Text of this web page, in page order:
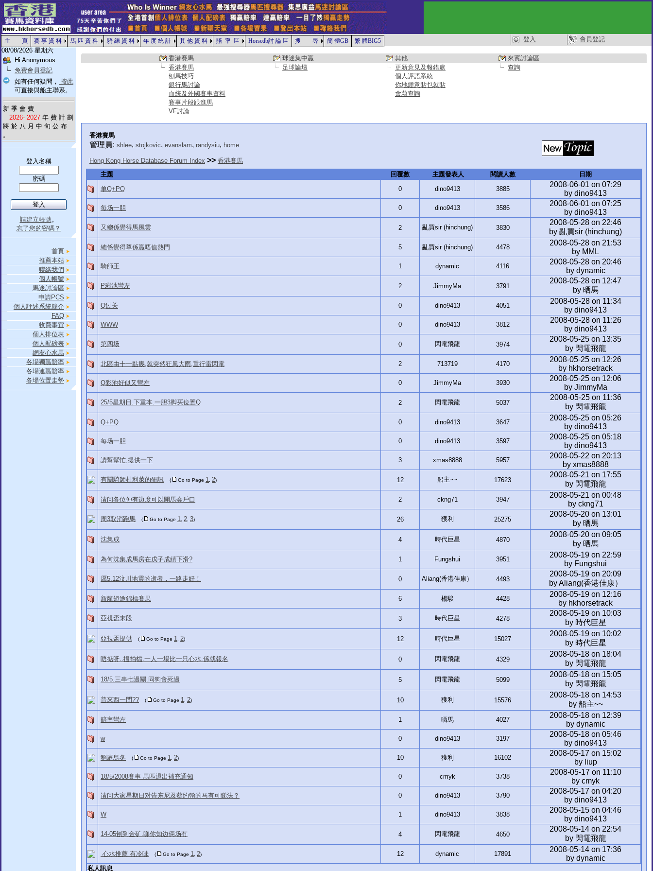
主 頁 賽 事 資 料 馬 匹 資 料 騎 練 資 料 年 度 統 計 其 他 資 料 賠 率 區 Horsedb討 論 區 搜 尋 簡 體GB 繁 體BIG5 登入
會員登記
08/08/2026 星期六
Hi Anonymous
免費會員登記
如有任何疑問， 按此
可直接與船主聯系。
新 季 會 費
2026- 2027 年 費 計 劃
將 於 八 月 中 旬 公 布
。
登入名稱
密碼
請建立帳號。
忘了您的密碼？
首頁
推薦本站
聯絡我們
個人帳號
馬迷討論區
申請PCS
個人評述系統簡介
FAQ
收費事宜
個人排位表
個人配磅表
網友心水馬
各場獨贏賠率
各場連贏賠率
各場位置走勢
香港賽馬 球迷集中贏 其他
來賓討論區
香港賽馬
足球論壇 更新意見及報錯處
查詢
刨馬技巧
個人評語系統
銀行馬討論
你地鍾意貼乜就貼
血統及外國賽事資料
會藉查詢
賽事片段跟進馬
VF討論
香港賽馬
管理員: shlee, stojkovic, evanslam, randysiu, home
Hong Kong Horse Database Forum Index >> 香港賽馬
主題
回覆數 主題發表人 閱讀人數
日期
单Q+PQ
0 dino9413 3885
2008-06-01 on 07:29
by dino9413
每场一胆 0 dino9413 3586
2008-06-01 on 07:25
by dino9413
又總係覺得馬風雲 2 亂買sir (hinchung) 3830
2008-05-28 on 22:46
by 亂買sir (hinchung)
總係覺得尊係贏唔值熱門 5 亂買sir (hinchung) 4478
2008-05-28 on 21:53
by MML
騎師王 1 dynamic 4116
2008-05-28 on 20:46
by dynamic
P彩池彎左 2 JimmyMa 3791
2008-05-28 on 12:47
by 晒馬
Q过关 0 dino9413 4051
2008-05-28 on 11:34
by dino9413
WWW 0 dino9413 3812
2008-05-28 on 11:26
by dino9413
第四场 0 閃電飛龍 3974
2008-05-25 on 13:35
by 閃電飛龍
北區由十一點幾,就突然狂風大雨,重行雷閃電 2 713719 4170
2008-05-25 on 12:26
by hkhorsetrack
Q彩池好似又彎左 0 JimmyMa 3930
2008-05-25 on 12:06
by JimmyMa
25/5星期日.下重本.一胆3脚买位置Q 2 閃電飛龍 5037
2008-05-25 on 11:36
by 閃電飛龍
Q+PQ 0 dino9413 3647
2008-05-25 on 05:26
by dino9413
每场一胆 0 dino9413 3597
2008-05-25 on 05:18
by dino9413
請幫幫忙,提供一下 3 xmas8888 5957
2008-05-22 on 20:13
by xmas8888
有關騎師杜利萊的研訊 ( Go to Page 1 2) 12 船主~~ 17623
2008-05-21 on 17:55
by 閃電飛龍
请问各位仲有边度可以開馬会戶口 2 ckng71 3947
2008-05-21 on 00:48
by ckng71
周3取消跑馬 ( Go to Page 1 2 3) 26 獲利 25275
2008-05-20 on 13:01
by 晒馬
沈集成 4 時代巨星 4870
2008-05-20 on 09:05
by 晒馬
為何沈集成馬房在戊子成績下滑? 1 Fungshui 3951
2008-05-19 on 22:59
by Fungshui
愿5.12汶川地震的逝者，一路走好！ 0 Aliang(香港佳康） 4493
2008-05-19 on 20:09
by Aliang(香港佳康）
新航短途錦標賽果 6 楊駿 4428
2008-05-19 on 12:16
by hkhorsetrack
亞視盃末段 3 時代巨星 4278
2008-05-19 on 10:03
by 時代巨星
亞視盃提供 ( Go to Page 1 2) 12 時代巨星 15027
2008-05-19 on 10:02
by 時代巨星
唔掂呀..揾拍檔.一人一場比一只心水.係就報名 0 閃電飛龍 4329
2008-05-18 on 18:04
by 閃電飛龍
18/5.三串七過關.同狗會死過 5 閃電飛龍 5099
2008-05-18 on 15:05
by 閃電飛龍
普來西一問?? ( Go to Page 1 2) 10 獲利 15576
2008-05-18 on 14:53
by 船主~~
賠率彎左 1 晒馬 4027
2008-05-18 on 12:39
by dynamic
w 0 dino9413 3197
2008-05-18 on 05:46
by dino9413
稻庭烏冬 ( Go to Page 1 2) 10 獲利 16102
2008-05-17 on 15:02
by liup
18/5/2008賽事 馬匹退出補充通知 0 cmyk 3738
2008-05-17 on 11:10
by cmyk
请问大家星期日对告东尼及蔡约翰的马有可睇法？ 0 dino9413 3790
2008-05-17 on 04:20
by dino9413
W 1 dino9413 3838
2008-05-15 on 04:46
by dino9413
14-05刨到金矿.睇你知边俩场冇 4 閃電飛龍 4650
2008-05-14 on 22:54
by 閃電飛龍
心水推薦 有冷味 ( Go to Page 1 2) 12 dynamic 17891
2008-05-14 on 17:36
by dynamic
私人訊息